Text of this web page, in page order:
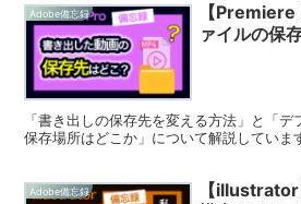
Adobe備忘録
【
ァイルの保
「書き出しの保存先を変える方法」と「
保存場所はどこか」について解説していま
Adobe備忘録
【